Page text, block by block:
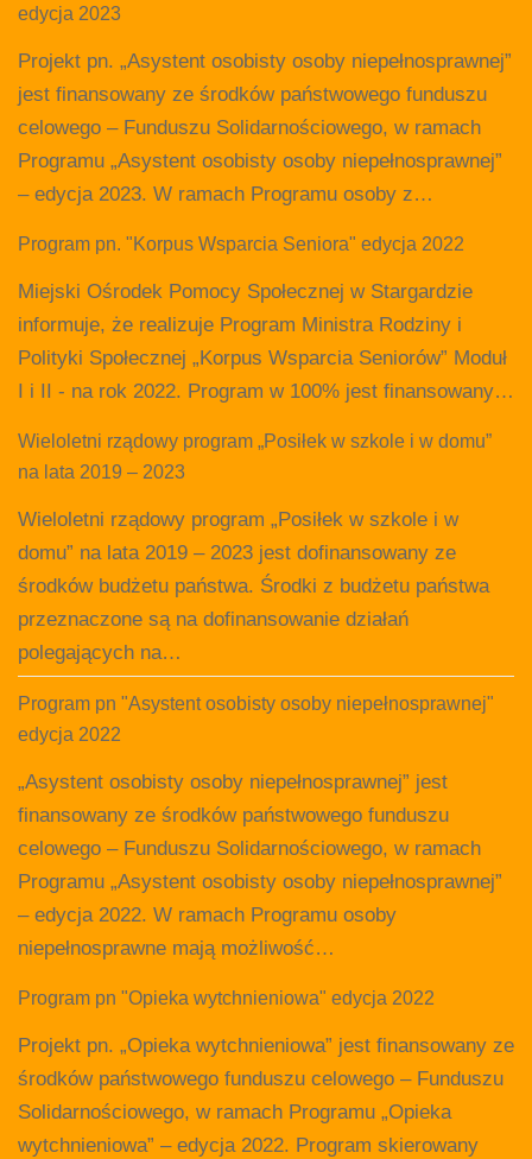
edycja 2023
Projekt pn. „Asystent osobisty osoby niepełnosprawnej”
jest finansowany ze środków państwowego funduszu
celowego – Funduszu Solidarnościowego, w ramach
Programu „Asystent osobisty osoby niepełnosprawnej”
– edycja 2023. W ramach Programu osoby z…
Program pn. "Korpus Wsparcia Seniora" edycja 2022
Miejski Ośrodek Pomocy Społecznej w Stargardzie
informuje, że realizuje Program Ministra Rodziny i
Polityki Społecznej „Korpus Wsparcia Seniorów” Moduł
I i II - na rok 2022. Program w 100% jest finansowany…
Wieloletni rządowy program „Posiłek w szkole i w domu”
na lata 2019 – 2023
Wieloletni rządowy program „Posiłek w szkole i w
domu” na lata 2019 – 2023 jest dofinansowany ze
środków budżetu państwa. Środki z budżetu państwa
przeznaczone są na dofinansowanie działań
polegających na…
Program pn "Asystent osobisty osoby niepełnosprawnej"
edycja 2022
„Asystent osobisty osoby niepełnosprawnej” jest
finansowany ze środków państwowego funduszu
celowego – Funduszu Solidarnościowego, w ramach
Programu „Asystent osobisty osoby niepełnosprawnej”
– edycja 2022. W ramach Programu osoby
niepełnosprawne mają możliwość…
Program pn "Opieka wytchnieniowa" edycja 2022
Projekt pn. „Opieka wytchnieniowa” jest finansowany ze
środków państwowego funduszu celowego – Funduszu
Solidarnościowego, w ramach Programu „Opieka
wytchnieniowa” – edycja 2022. Program skierowany